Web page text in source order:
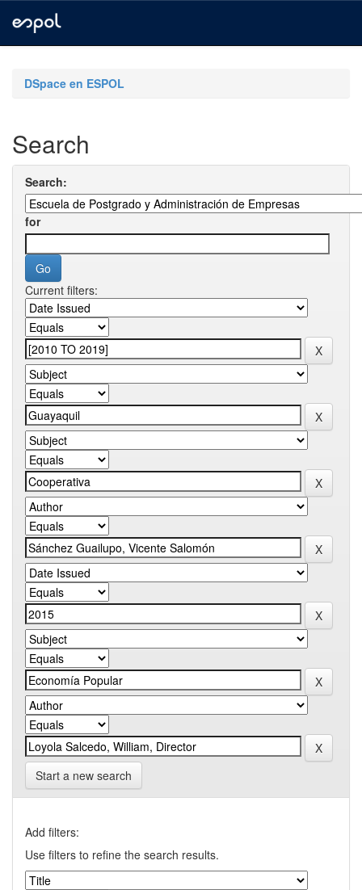
navigationDSpace en ESPOL
Search
Search:
for
Current filters:
Start a new search
Add filters:
Use filters to refine the search results.